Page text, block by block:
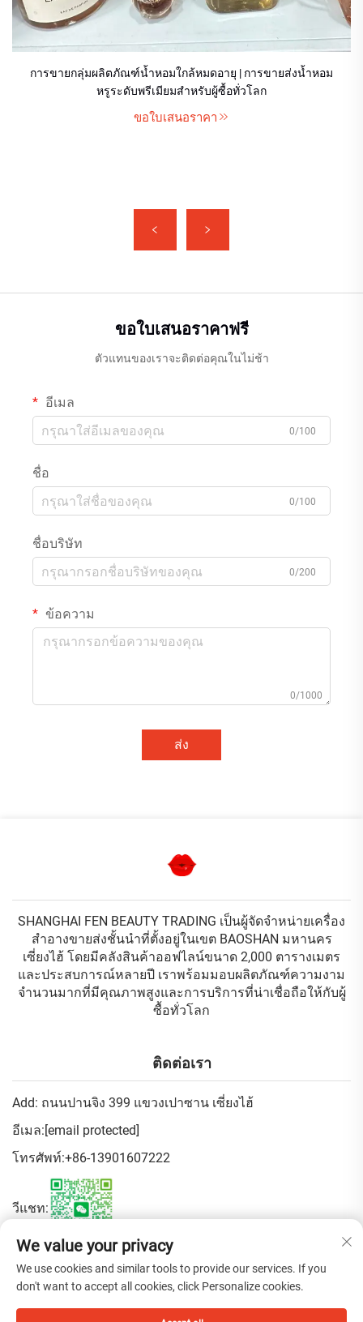
การขายกลุ่มผลิตภัณฑ์น้ำหอมใกล้หมดอายุ | การขายส่งน้ำหอม
หรูระดับพรีเมียมสำหรับผู้ซื้อทั่วโลก
ขอใบเสนอราคา
ขอใบเสนอราคาฟรี
ตัวแทนของเราจะติดต่อคุณในไม่ช้า
อีเมล
0/100
ชื่อ
0/100
ชื่อบริษัท
0/200
ข้อความ
0/1000
ส่ง
SHANGHAI FEN BEAUTY TRADING เป็นผู้จัดจำหน่ายเครื่อง
สำอางขายส่งชั้นนำที่ตั้งอยู่ในเขต BAOSHAN มหานคร
เซี่ยงไฮ้ โดยมีคลังสินค้าออฟไลน์ขนาด 2,000 ตารางเมตร
และประสบการณ์หลายปี เราพร้อมมอบผลิตภัณฑ์ความงาม
จำนวนมากที่มีคุณภาพสูงและการบริการที่น่าเชื่อถือให้กับผู้
ซื้อทั่วโลก
ติดต่อเรา
Add: ถนนปานจิง 399 แขวงเปาซาน เซี่ยงไฮ้
อีเมล: [email protected]
โทรศัพท์:+86-13901607222
วีแชท:
นโยบายความเป็นส่วนตัว
We value your privacy
We use cookies and similar tools to provide our services. If you
don't want to accept all cookies, click Personalize cookies.